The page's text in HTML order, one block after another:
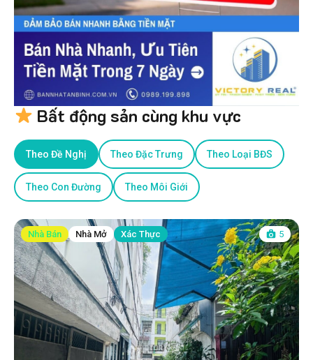
Bất động sản cùng khu vực
Theo Đề Nghị Theo Đặc Trưng Theo Loại BĐS
Theo Con Đường Theo Môi Giới
Nhà Bán Nhà Mở Xác Thực 5